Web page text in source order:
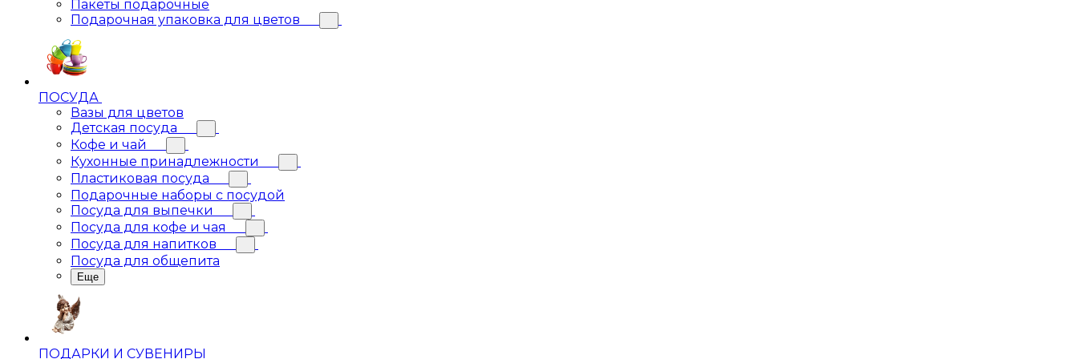
Пакеты подарочные
Подарочная упаковка для цветов
ПОСУДА
Вазы для цветов
Детская посуда
Кофе и чай
Кухонные принадлежности
Пластиковая посуда
Подарочные наборы с посудой
Посуда для выпечки
Посуда для кофе и чая
Посуда для напитков
Посуда для общепита
Еще
ПОДАРКИ И СУВЕНИРЫ